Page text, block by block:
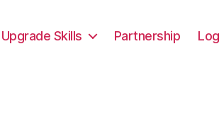
Upgrade Skills Partnership